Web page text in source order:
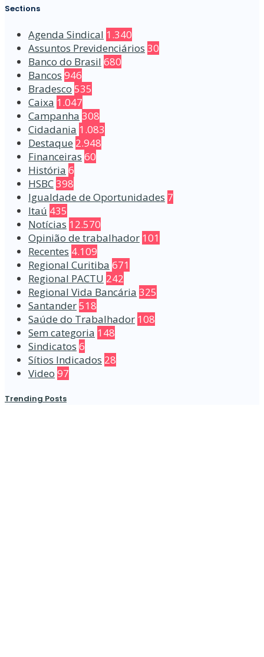
Sections
Agenda Sindical 1.340
Assuntos Previdenciários 30
Banco do Brasil 680
Bancos 946
Bradesco 535
Caixa 1.047
Campanha 308
Cidadania 1.083
Destaque 2.948
Financeiras 60
História 6
HSBC398
Igualdade de Oportunidades 7
Itaú 435
Notícias 12.570
Opinião de trabalhador 101
Recentes 4.109
Regional Curitiba 671
Regional PACTU 242
Regional Vida Bancária 325
Santander518
Saúde do Trabalhador 108
Sem categoria 148
Sindicatos 6
Sítios Indicados 28
Video 97
Trending Posts